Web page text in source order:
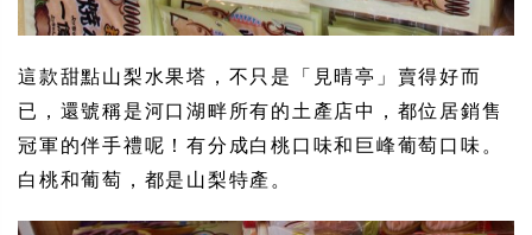
這款甜點山梨水果塔，不只是「見晴亭」賣得好而
已，還號稱是河口湖畔所有的土產店中，都位居銷售
冠軍的伴手禮呢！有分成白桃口味和巨峰葡萄口味。
白桃和葡萄，都是山梨特產。